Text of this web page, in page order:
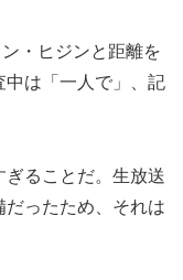
・ヒジンと距離を
中は「一人で」、記
ぎることだ。生放送
ったため、それは